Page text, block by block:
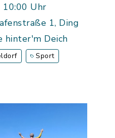
10:00 Uhr
1, Ding
hinter'm Deich
Sport